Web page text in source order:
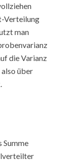
Verteilung
man
die Varianz
über
Summe